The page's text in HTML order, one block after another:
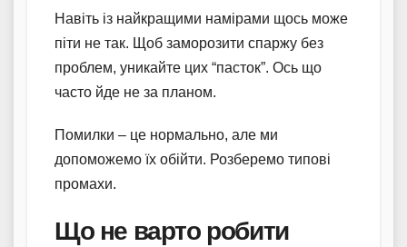
Навіть із найкращими намірами щось може
піти не так. Щоб заморозити спаржу без
проблем, уникайте цих “пасток”. Ось що
часто йде не за планом.
Помилки – це нормально, але ми
допоможемо їх обійти. Розберемо типові
промахи.
Що не варто робити